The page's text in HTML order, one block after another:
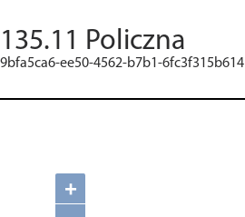
135.11 Policzna
9bfa5ca6-ee50-4562-b7b1-6fc3f315b614
+